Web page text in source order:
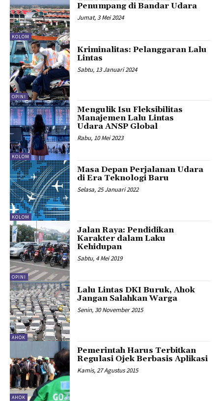
KOLOM
Penumpang di Bandar Udara
Jumat, 3 Mei 2024
OPINI
Kriminalitas: Pelanggaran Lalu
Lintas
Sabtu, 13 Januari 2024
KOLOM
Mengulik Isu Fleksibilitas
Manajemen Lalu Lintas
Udara ANSP Global
Rabu, 10 Mei 2023
KOLOM
Masa Depan Perjalanan Udara
di Era Teknologi Baru
Selasa, 25 Januari 2022
OPINI
Jalan Raya: Pendidikan
Karakter dalam Laku
Kehidupan
Sabtu, 4 Mei 2019
AHOK
Lalu Lintas DKI Buruk, Ahok
Jangan Salahkan Warga
Senin, 30 November 2015
AHOK
Pemerintah Harus Terbitkan
Regulasi Ojek Berbasis Aplikasi
Kamis, 27 Agustus 2015